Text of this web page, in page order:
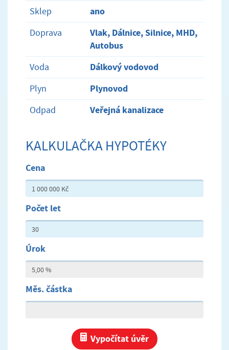
Sklep ano
Doprava
Vlak, Dálnice, Silnice, MHD,
Autobus
Voda Dálkový vodovod
Plyn Plynovod
Odpad Veřejná kanalizace
KALKULAČKA HYPOTÉKY
Cena
Počet let
Úrok
Měs. částka
Vypočítat úvěr